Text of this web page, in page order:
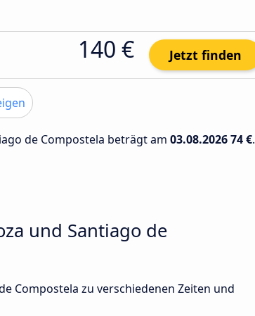
140 € Jetzt finden
de Compostela beträgt am 03.08.202674 €.
und Santiago de
Compostela zu verschiedenen Zeiten und